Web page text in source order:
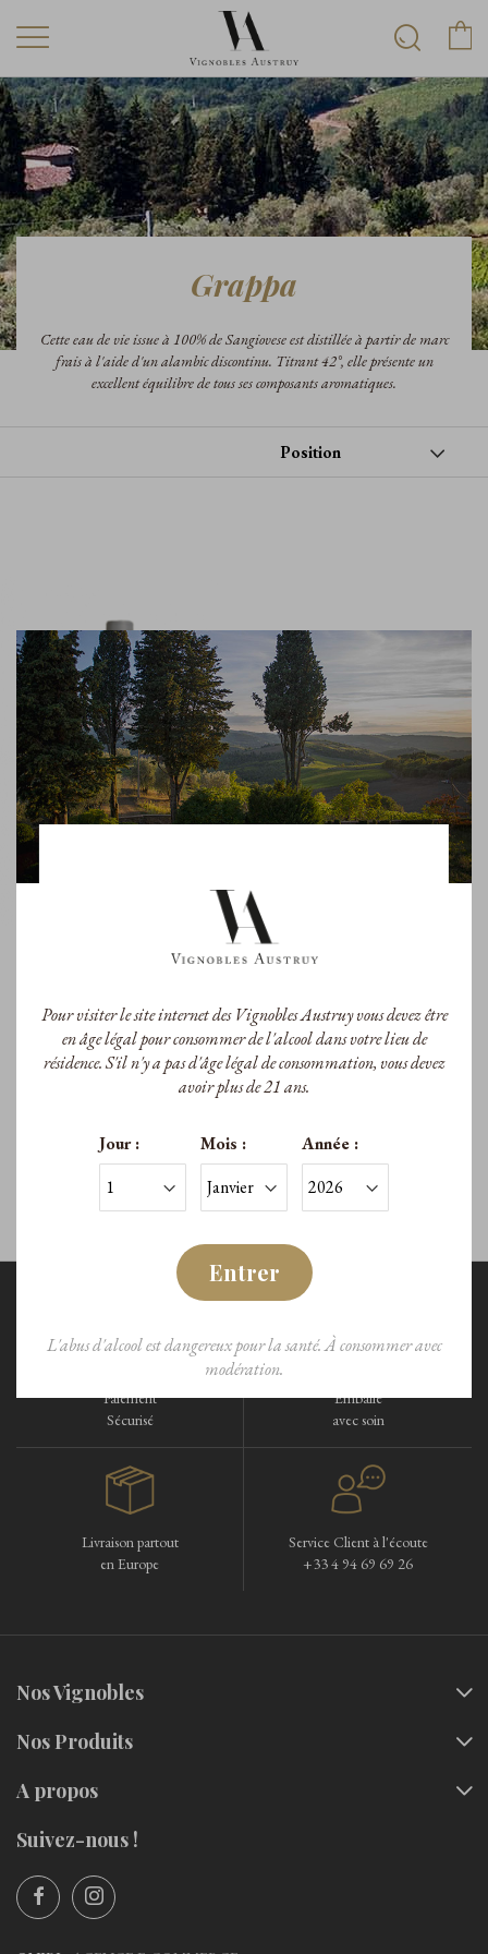
Pour visiter le site internet des Vignobles Austruy vous devez être
en âge légal pour consommer de l'alcool dans votre lieu de
résidence. S'il n'y a pas d'âge légal de consommation, vous devez
avoir plus de 21 ans.
Jour : Mois : Année :
Entrer
L'abus d'alcool est dangereux pour la santé. À consommer avec
modération.
Grappa
Cette eau de vie issue à 100% de Sangiovese est distillée à partir de marc
frais à l'aide d'un alambic discontinu. Titrant 42°, elle présente un
excellent équilibre de tous ses composants aromatiques.
Chianti Classico
Grappa di Chianti Classico
Chianti Classico
Paiement
Sécurisé
Emballé
avec soin
Livraison partout
en Europe
Service Client à l'écoute
+33 4 94 69 69 26
Nos Vignobles
Nos Produits
A propos
Suivez-nous !